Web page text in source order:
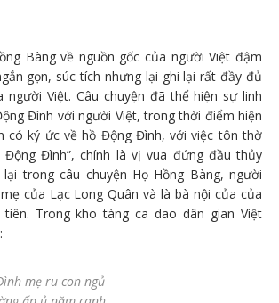
Bàng về nguồn gốc của người Việt đậm
gọn, súc tích nhưng lại ghi lại rất đầy đủ
người Việt. Câu chuyện đã thể hiện sự linh
Đình với người Việt, trong thời điểm hiện
có ký ức về hồ Động Đình, với việc tôn thờ
Động Đình”, chính là vị vua đứng đầu thủy
trong câu chuyện Họ Hồng Bàng, người
của Lạc Long Quân và là bà nội của của
Trong kho tàng ca dao dân gian Việt
mẹ ru con ngủ